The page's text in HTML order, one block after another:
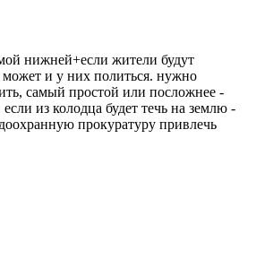
нижней+если жители будут
может и у них политься. нужно
самый простой или посложнее -
из колодца будет течь на землю -
прокуратуру привлечь